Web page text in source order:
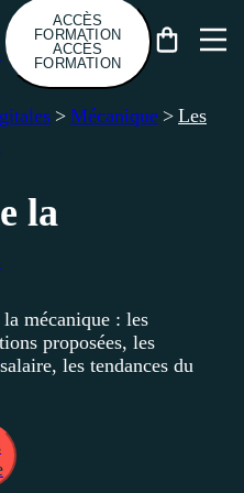
ACCÈS
FORMATION
ACCÈS
FORMATION
> Mécanique > Les
la
mécanique : les
proposées, les
les tendances du